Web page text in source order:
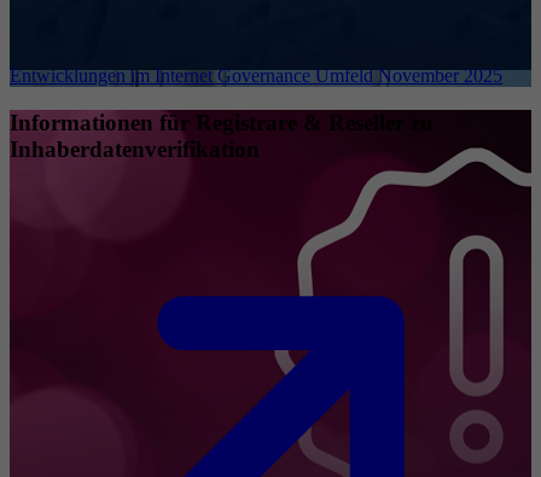
Entwicklungen im Internet Governance Umfeld November 2025
Informationen für Registrare & Reseller zu
Inhaberdatenverifikation